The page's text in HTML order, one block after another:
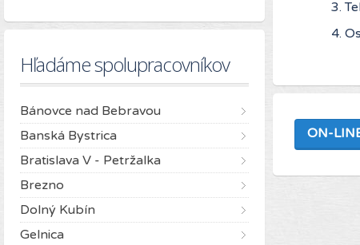
ON-
Hľadáme spolupracovníkov
Bánovce nad Bebravou
Banská Bystrica
Bratislava V - Petržalka
Brezno
Dolný Kubín
Gelnica